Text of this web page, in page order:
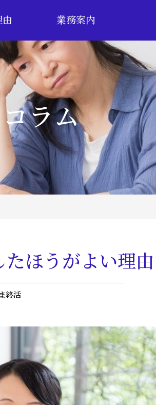
業務案内
コラム
ほうがよい理由
終活